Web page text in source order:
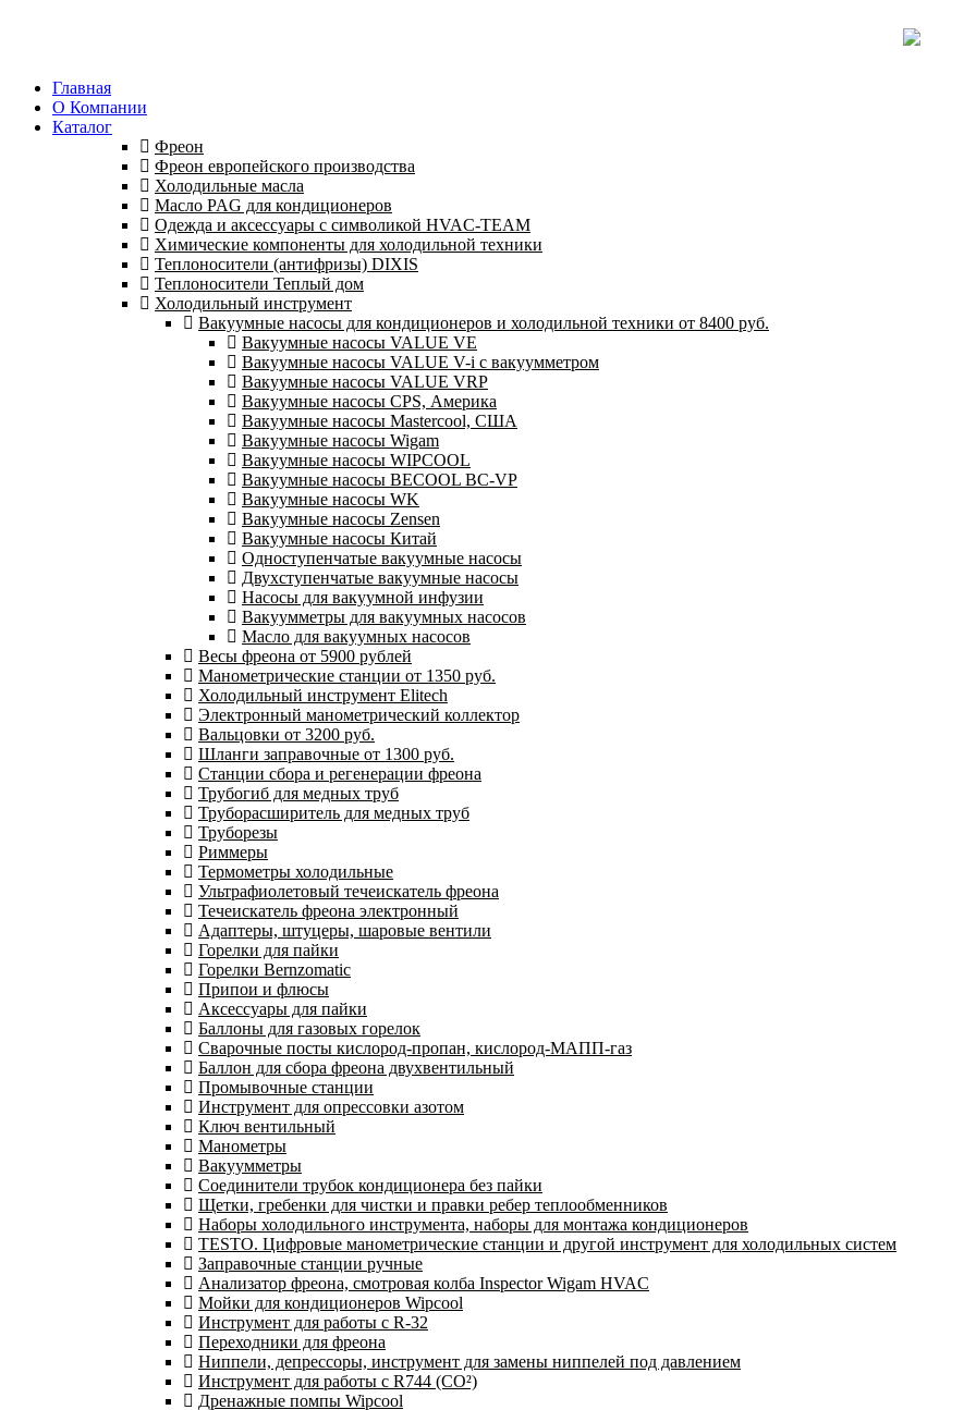
Главная
О Компании
Каталог
Фреон
Фреон европейского производства
Холодильные масла
Масло PAG для кондиционеров
Одежда и аксессуары с символикой HVAC-TEAM
Химические компоненты для холодильной техники
Теплоносители (антифризы) DIXIS
Теплоносители Теплый дом
Холодильный инструмент
Вакуумные насосы для кондиционеров и холодильной техники от 8400 руб.
Вакуумные насосы VALUE VE
Вакуумные насосы VALUE V-i с вакуумметром
Вакуумные насосы VALUE VRP
Вакуумные насосы CPS, Америка
Вакуумные насосы Mastercool, США
Вакуумные насосы Wigam
Вакуумные насосы WIPCOOL
Вакуумные насосы BECOOL BC-VP
Вакуумные насосы WK
Вакуумные насосы Zensen
Вакуумные насосы Китай
Одноступенчатые вакуумные насосы
Двухступенчатые вакуумные насосы
Насосы для вакуумной инфузии
Вакуумметры для вакуумных насосов
Масло для вакуумных насосов
Весы фреона от 5900 рублей
Манометрические станции от 1350 руб.
Холодильный инструмент Elitech
Электронный манометрический коллектор
Вальцовки от 3200 руб.
Шланги заправочные от 1300 руб.
Станции сбора и регенерации фреона
Трубогиб для медных труб
Труборасширитель для медных труб
Труборезы
Риммеры
Термометры холодильные
Ультрафиолетовый течеискатель фреона
Течеискатель фреона электронный
Адаптеры, штуцеры, шаровые вентили
Горелки для пайки
Горелки Bernzomatic
Припои и флюсы
Аксессуары для пайки
Баллоны для газовых горелок
Сварочные посты кислород-пропан, кислород-МАПП-газ
Баллон для сбора фреона двухвентильный
Промывочные станции
Инструмент для опрессовки азотом
Ключ вентильный
Манометры
Вакуумметры
Соединители трубок кондиционера без пайки
Щетки, гребенки для чистки и правки ребер теплообменников
Наборы холодильного инструмента, наборы для монтажа кондиционеров
TESTO. Цифровые манометрические станции и другой инструмент для холодильных систем
Заправочные станции ручные
Анализатор фреона, смотровая колба Inspector Wigam HVAC
Мойки для кондиционеров Wipcool
Инструмент для работы с R-32
Переходники для фреона
Ниппели, депрессоры, инструмент для замены ниппелей под давлением
Инструмент для работы с R744 (CO²)
Дренажные помпы Wipcool